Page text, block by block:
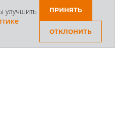
ОТКЛОНИТЬ